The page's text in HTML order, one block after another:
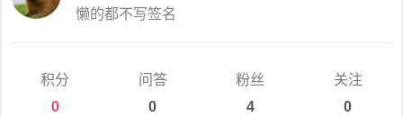
懒的都不写签名
积分
0
问答
0
粉丝
4
关注
0